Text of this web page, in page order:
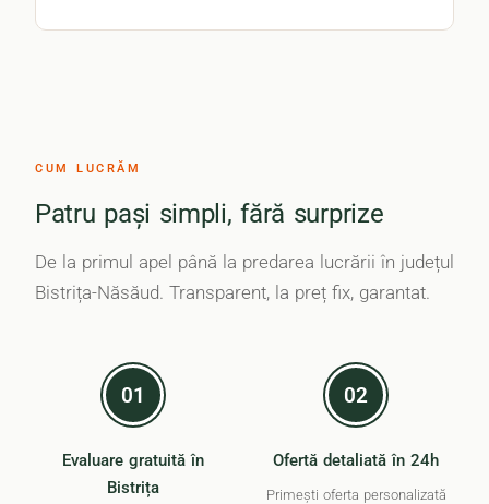
CUM LUCRĂM
Patru pași simpli, fără surprize
De la primul apel până la predarea lucrării în județul
Bistrița-Năsăud. Transparent, la preț fix, garantat.
01
Evaluare gratuită în
Bistrița
02
Ofertă detaliată în 24h
Primești oferta personalizată